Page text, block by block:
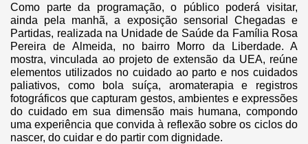
Como parte da programação, o público poderá visitar,
ainda pela manhã, a exposição sensorial Chegadas e
Partidas, realizada na Unidade de Saúde da Família Rosa
Pereira de Almeida, no bairro Morro da Liberdade. A
mostra, vinculada ao projeto de extensão da UEA, reúne
elementos utilizados no cuidado ao parto e nos cuidados
paliativos, como bola suíça, aromaterapia e registros
fotográficos que capturam gestos, ambientes e expressões
do cuidado em sua dimensão mais humana, compondo
uma experiência que convida à reflexão sobre os ciclos do
nascer, do cuidar e do partir com dignidade.